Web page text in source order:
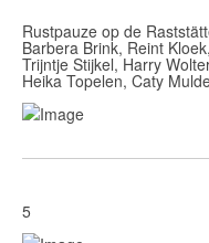
Rustpauze op de
Barbera Brink, Reint
Trijntje Stijkel, Harry
Heika Topelen, Caty
5